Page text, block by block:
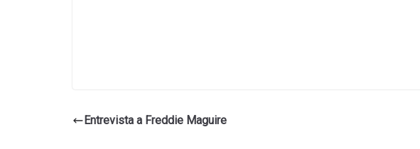
Entrevista a Freddie Maguire